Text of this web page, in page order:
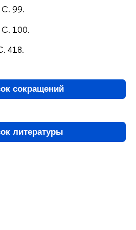
99.
100.
418.
сокращений
литературы